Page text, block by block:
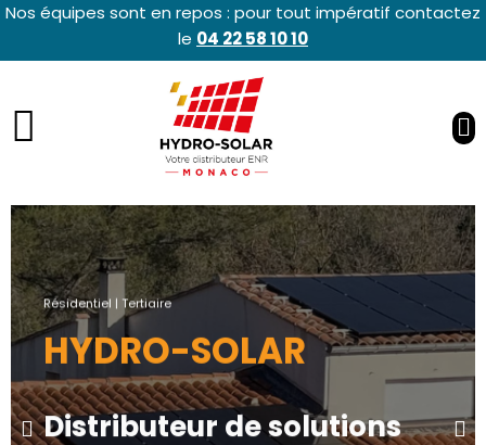
Nos équipes sont en repos : pour tout impératif contactez
le 04 22 58 10 10
Résidentiel | Tertiaire
HYDRO-SOLAR
Distributeur de solutions